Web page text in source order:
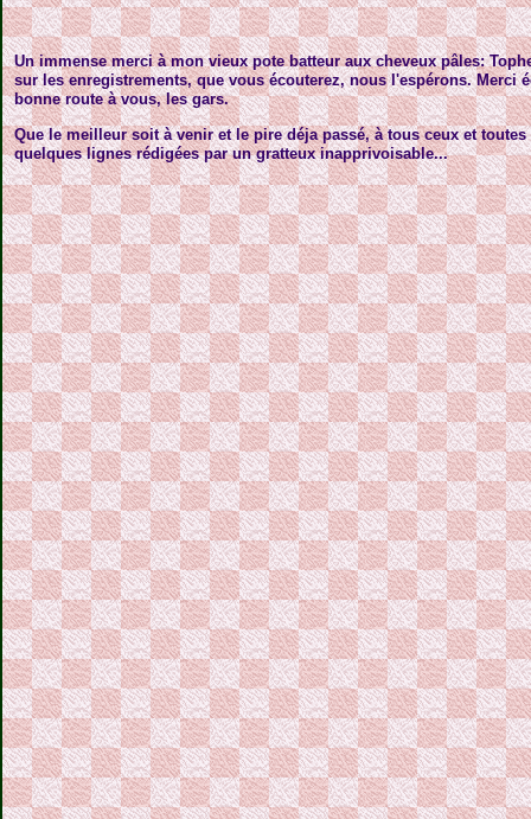
Un immense merci à mon vieux pote batteur aux cheveux pâles:
sur les enregistrements, que vous écouterez, nous l'espérons. Merci
bonne route à vous, les gars.
Que le meilleur soit à venir et le pire déja passé, à tous ceux et
quelques lignes rédigées par un gratteux inapprivoisable...